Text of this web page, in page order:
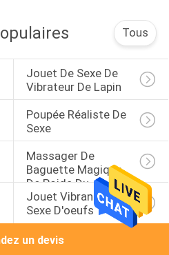
Tous
Jouet De Sexe De
Vibrateur De Lapin
Poupée Réaliste De
Sexe
Massager De
Baguette Magique
De Poids Du
Commerce
Jouet Vibrant De
Sexe D'oeufs
un devis